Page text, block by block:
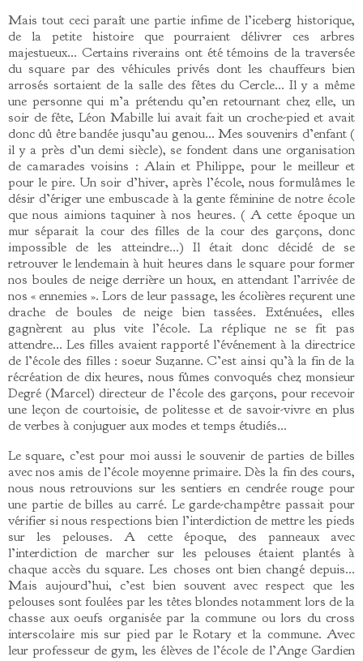
Mais tout ceci paraît une partie infime de l’iceberg historique,
de la petite histoire que pourraient délivrer ces arbres
majestueux… Certains riverains ont été témoins de la traversée
du square par des véhicules privés dont les chauffeurs bien
arrosés sortaient de la salle des fêtes du Cercle… Il y a même
une personne qui m’a prétendu qu’en retournant chez elle, un
soir de fête, Léon Mabille lui avait fait un croche-pied et avait
donc dû être bandée jusqu’au genou… Mes souvenirs d’enfant (
il y a près d’un demi siècle), se fondent dans une organisation
de camarades voisins : Alain et Philippe, pour le meilleur et
pour le pire. Un soir d’hiver, après l’école, nous formulâmes le
désir d’ériger une embuscade à la gente féminine de notre école
que nous aimions taquiner à nos heures. ( A cette époque un
mur séparait la cour des filles de la cour des garçons, donc
impossible de les atteindre…) Il était donc décidé de se
retrouver le lendemain à huit heures dans le square pour former
nos boules de neige derrière un houx, en attendant l’arrivée de
nos « ennemies ». Lors de leur passage, les écolières reçurent une
drache de boules de neige bien tassées. Exténuées, elles
gagnèrent au plus vite l’école. La réplique ne se fit pas
attendre… Les filles avaient rapporté l’événement à la directrice
de l’école des filles : soeur Suzanne. C’est ainsi qu’à la fin de la
récréation de dix heures, nous fûmes convoqués chez monsieur
Degré (Marcel) directeur de l’école des garçons, pour recevoir
une leçon de courtoisie, de politesse et de savoir-vivre en plus
de verbes à conjuguer aux modes et temps étudiés…
Le square, c’est pour moi aussi le souvenir de parties de billes
avec nos amis de l’école moyenne primaire. Dès la fin des cours,
nous nous retrouvions sur les sentiers en cendrée rouge pour
une partie de billes au carré. Le garde-champêtre passait pour
vérifier si nous respections bien l’interdiction de mettre les pieds
sur les pelouses. A cette époque, des panneaux avec
l’interdiction de marcher sur les pelouses étaient plantés à
chaque accès du square. Les choses ont bien changé depuis…
Mais aujourd’hui, c’est bien souvent avec respect que les
pelouses sont foulées par les têtes blondes notamment lors de la
chasse aux oeufs organisée par la commune ou lors du cross
interscolaire mis sur pied par le Rotary et la commune. Avec
leur professeur de gym, les élèves de l’école de l’Ange Gardien